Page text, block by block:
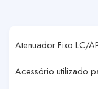
Atenuador Fixo LC/
Acessório utilizado